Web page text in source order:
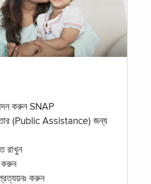
করুন SNAP
(Public Assistance) জন্য
রাখুন
করুন
করুন